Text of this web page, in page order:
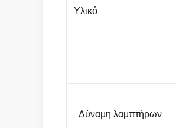
Υλικό
Δύναμη λαμπτήρων